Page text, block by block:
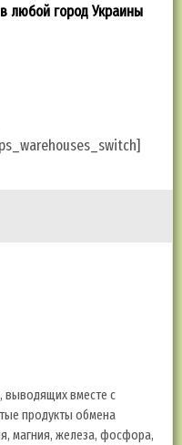
любой город Украины
выводящих вместе с
продукты обмена
магния, железа, фосфора,